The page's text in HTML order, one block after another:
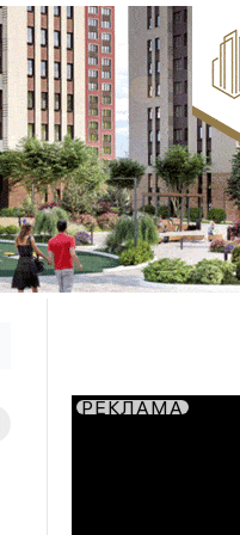
РЕКЛАМА